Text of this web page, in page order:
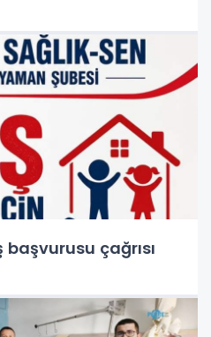
çağrısı